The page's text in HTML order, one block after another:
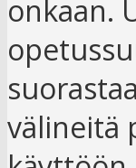
onkaan.
välineitä